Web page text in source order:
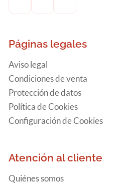
Páginas legales
Aviso legal
Condiciones de venta
Protección de datos
Política de Cookies
Configuración de Cookies
Atención al cliente
Quiénes somos